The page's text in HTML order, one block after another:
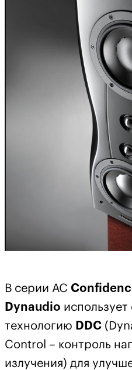
В серии АС
Dynaudio
технологию DDC
Control – контроль
излучения) для